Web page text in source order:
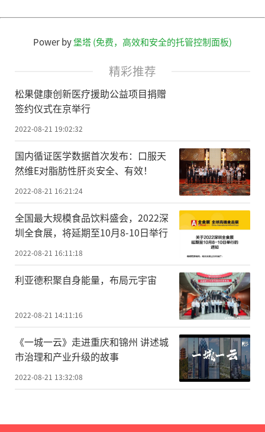
Power by堡塔 (免费，高效和安全的托管控制面板)
精彩推荐
松果健康创新医疗援助公益项目捐赠
签约仪式在京举行
2022-08-21 19:02:32
国内循证医学数据首次发布：口服天
然维E对脂肪性肝炎安全、有效！
2022-08-21 16:21:24
全国最大规模食品饮料盛会，2022深
圳全食展，将延期至10月8-10日举行
2022-08-21 16:11:18
利亚德积聚自身能量，布局元宇宙
2022-08-21 14:11:16
《一城一云》走进重庆和锦州 讲述城
市治理和产业升级的故事
2022-08-21 13:32:08